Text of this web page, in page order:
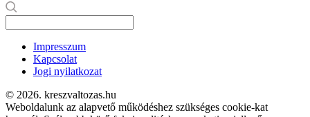
Impresszum
Kapcsolat
Jogi nyilatkozat
© 2026. kreszvaltozas.hu
Weboldalunk az alapvető működéshez szükséges cookie-kat